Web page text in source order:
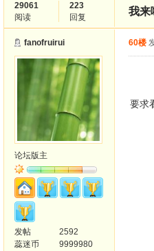
29061
阅读
223
回复
我来
fanofruirui
论坛版主
发帖
2592
蕊迷币
9999980
60楼
要求